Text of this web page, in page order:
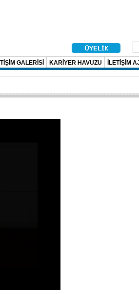
GALERİSİ KARİYER HAVUZU İLETİŞİM